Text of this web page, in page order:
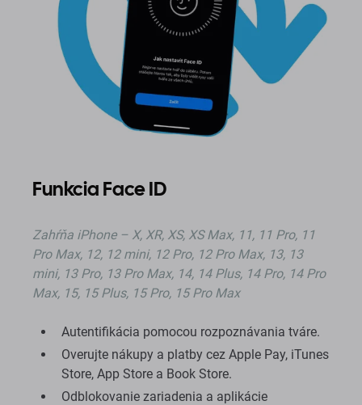
Funkcia Face ID
Zahŕňa iPhone – X, XR, XS, XS Max, 11, 11 Pro, 11
Pro Max, 12, 12 mini, 12 Pro, 12 Pro Max, 13, 13
mini, 13 Pro, 13 Pro Max, 14, 14 Plus, 14 Pro, 14 Pro
Max, 15, 15 Plus, 15 Pro, 15 Pro Max
Autentifikácia pomocou rozpoznávania tváre.
Overujte nákupy a platby cez Apple Pay, iTunes
Store, App Store a Book Store.
Odblokovanie zariadenia a aplikácie